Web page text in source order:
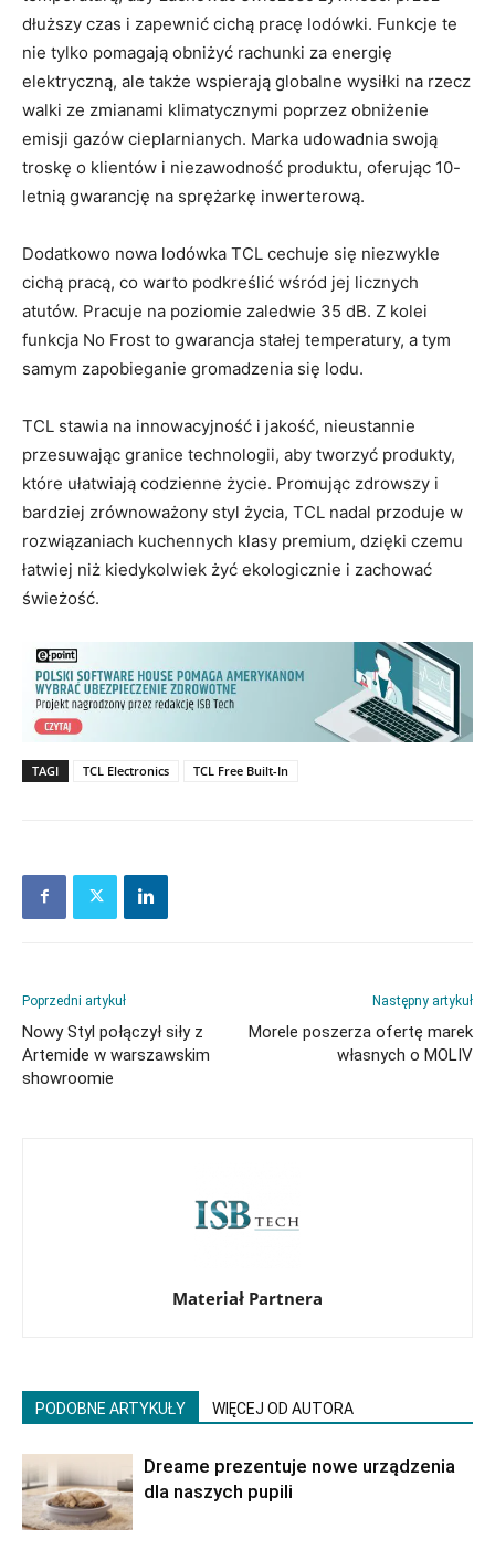
dłuższy czas i zapewnić cichą pracę lodówki. Funkcje te
nie tylko pomagają obniżyć rachunki za energię
elektryczną, ale także wspierają globalne wysiłki na rzecz
walki ze zmianami klimatycznymi poprzez obniżenie
emisji gazów cieplarnianych. Marka udowadnia swoją
troskę o klientów i niezawodność produktu, oferując 10-
letnią gwarancję na sprężarkę inwerterową.
Dodatkowo nowa lodówka TCL cechuje się niezwykle
cichą pracą, co warto podkreślić wśród jej licznych
atutów. Pracuje na poziomie zaledwie 35 dB. Z kolei
funkcja No Frost to gwarancja stałej temperatury, a tym
samym zapobieganie gromadzenia się lodu.
TCL stawia na innowacyjność i jakość, nieustannie
przesuwając granice technologii, aby tworzyć produkty,
które ułatwiają codzienne życie. Promując zdrowszy i
bardziej zrównoważony styl życia, TCL nadal przoduje w
rozwiązaniach kuchennych klasy premium, dzięki czemu
łatwiej niż kiedykolwiek żyć ekologicznie i zachować
świeżość.
TAGI TCL Electronics TCL Free Built-In
Poprzedni artykuł
Nowy Styl połączył siły z
Artemide w warszawskim
showroomie
Następny artykuł
Morele poszerza ofertę marek
własnych o MOLIV
Materiał Partnera
PODOBNE ARTYKUŁY WIĘCEJ OD AUTORA
Dreame prezentuje nowe urządzenia
dla naszych pupili